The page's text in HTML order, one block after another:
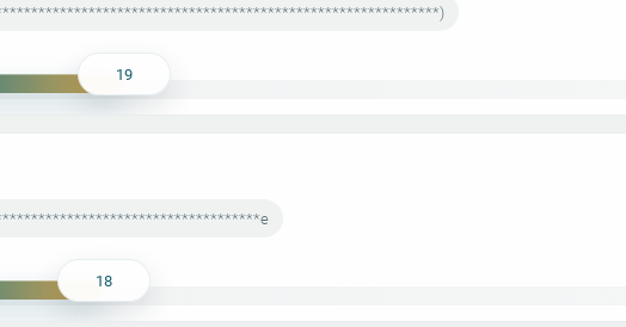
19
18